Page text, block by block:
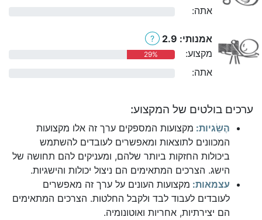
אתה:
אמנותי: 2.9 ?
מקצוע: 29%
אתה:
ערכים בולטים של המקצוע:
הֶשֵׂגיות: מקצועות המספקים ערך זה אלו מקצועות
המכוונים לתוצאות ומאפשרים לעובדים להשתמש
ביכולות החזקות ביותר שלהם, ומעניקים להם תחושה של
הישג. הצרכים המתאימים הם ניצול יכולות והישגיות.
עצמאות: מקצועות העונים על ערך זה מאפשרים
לעובדים לעבוד לבד ולקבל החלטות. הצרכים המתאימים
הם יצירתיות, אחריות ואוטונומיה.